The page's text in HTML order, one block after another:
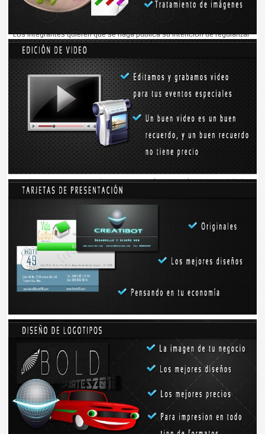
Los integrantes quieren que se haga pública su intención de regularizar
terrenos invadidos.
En un documento muestran la petición escrita al gobierno del Estado.
El escrito tiene un sello de recibido de la Unidad de Gestión y
Orientación del gobernador Rolando Zapata Bello. Los vecinos
manifiestan que son 354 personas que ocuparon una porción
de terreno.
José César Canul Tamay,líderdel grupo vecinal, manifiesta que al
invadir los terrenos hace dos años se creó el comité con la finalidad
de repartir los terrenos equitativamente y de constatar que sólo fueron
ocupados por gente que en realidad no tuviera otra propiedad.
-A últimas fechas, un vival de nombre Santos Graciano Tec divide a la
gente, quita y asigna terrenos, y pide
con el argumento de que
será para fomentar la colonia -agrega.- Ermilo Alcalá Dávila
José César Canul Tamay
“Nos hemos enterado de que esta persona pone a la gente en nuestra
contra, diciendo que nosotros somos quienes nos quedamos con ese
dinero”.
“Esa persona está lucrando con los terrenos; sabemos que ofrece